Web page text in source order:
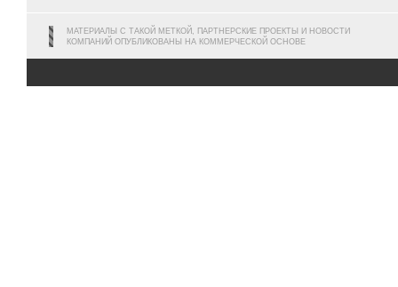
МАТЕРИАЛЫ С ТАКОЙ МЕТКОЙ, ПАРТНЕРСКИЕ ПРОЕКТЫ И НОВОСТИ
КОМПАНИЙ ОПУБЛИКОВАНЫ НА КОММЕРЧЕСКОЙ ОСНОВЕ